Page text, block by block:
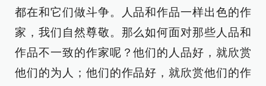
都在和它们做斗争。人品和作品一样出色的作
家，我们自然尊敬。那么如何面对那些人品和
作品不一致的作家呢？他们的人品好，就欣赏
他们的为人；他们的作品好，就欣赏他们的作